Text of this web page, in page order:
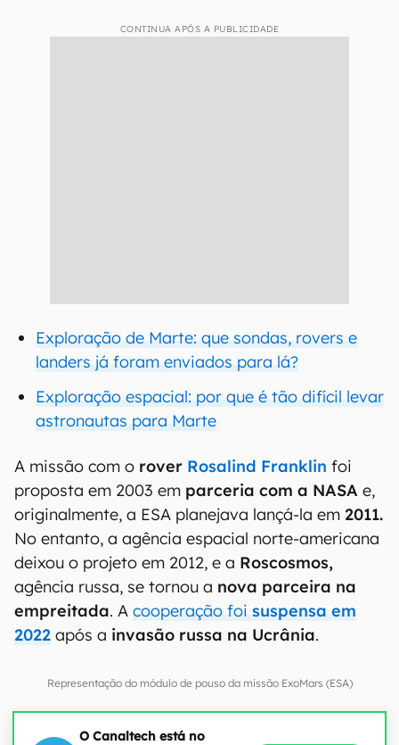
CONTINUA APÓS A PUBLICIDADE
Exploração de Marte: que sondas, rovers e
landers já foram enviados para lá?
Exploração espacial: por que é tão difícil levar
astronautas para Marte
A missão com o rover Rosalind Franklin foi
proposta em 2003 em parceria com a NASA e,
originalmente, a ESA planejava lançá-la em 2011.
No entanto, a agência espacial norte-americana
deixou o projeto em 2012, e a Roscosmos,
agência russa, se tornou a nova parceira na
empreitada. A cooperação foi suspensa em
2022 após a invasão russa na Ucrânia.
Representação do módulo de pouso da missão ExoMars (ESA)
O Canaltech está no